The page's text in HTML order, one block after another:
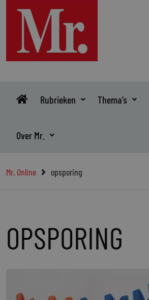
inhoud
Rubrieken Thema’s
Over Mr.
Mr. Online opsporing
OPSPORING